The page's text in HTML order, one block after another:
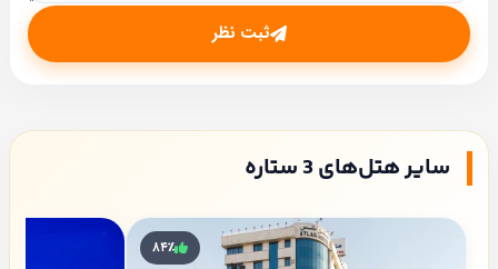
ثبت نظر
سایر هتل‌های 3 ستاره
۸۴٪